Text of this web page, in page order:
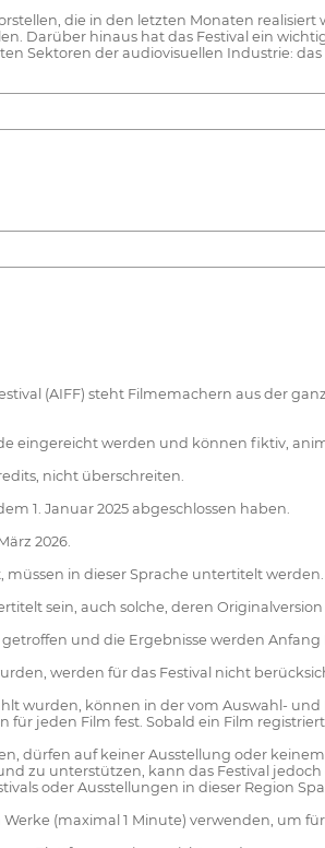
die in den letzten Monaten
Darüber hinaus hat das Festival ein
Sektoren der audiovisuellen Industrie:
(AIFF) steht Filmemachern aus der
eingereicht werden und können fiktiv,
nicht überschreiten.
1. Januar 2025 abgeschlossen haben.
2026.
in dieser Sprache untertitelt werden.
sein, auch solche, deren Originalversion
und die Ergebnisse werden Anfang
werden für das Festival nicht
wurden, können in der vom Auswahl-
jeden Film fest. Sobald ein Film
dürfen auf keiner Ausstellung oder
zu unterstützen, kann das Festival
oder Ausstellungen in dieser Region
(maximal 1 Minute) verwenden, um für